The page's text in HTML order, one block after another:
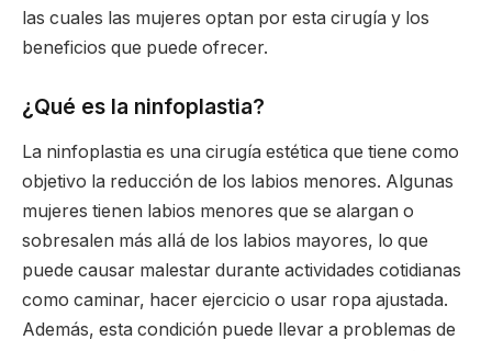
las cuales las mujeres optan por esta cirugía y los
beneficios que puede ofrecer.
¿Qué es la ninfoplastia?
La ninfoplastia es una cirugía estética que tiene como
objetivo la reducción de los labios menores. Algunas
mujeres tienen labios menores que se alargan o
sobresalen más allá de los labios mayores, lo que
puede causar malestar durante actividades cotidianas
como caminar, hacer ejercicio o usar ropa ajustada.
Además, esta condición puede llevar a problemas de